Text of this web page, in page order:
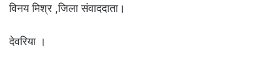
विनय मिश्र ,जिला संवाददाता।
देवरिया ।